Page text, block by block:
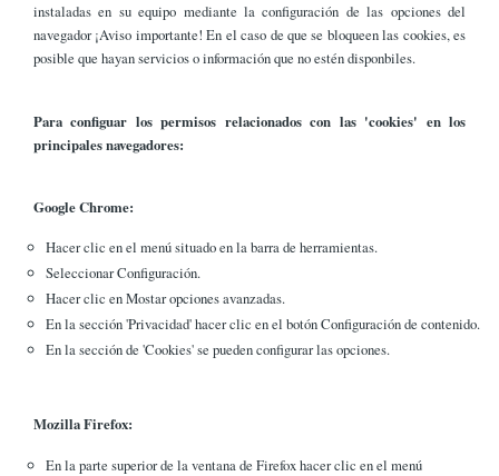
instaladas en su equipo mediante la configuración de las opciones del
navegador ¡Aviso importante! En el caso de que se bloqueen las cookies, es
posible que hayan servicios o información que no estén disponbiles.
Para configuar los permisos relacionados con las 'cookies' en los
principales navegadores:
Google Chrome:
Hacer clic en el menú situado en la barra de herramientas.
Seleccionar Configuración.
Hacer clic en Mostar opciones avanzadas.
En la sección 'Privacidad' hacer clic en el botón Configuración de contenido.
En la sección de 'Cookies' se pueden configurar las opciones.
Mozilla Firefox:
En la parte superior de la ventana de Firefox hacer clic en el menú